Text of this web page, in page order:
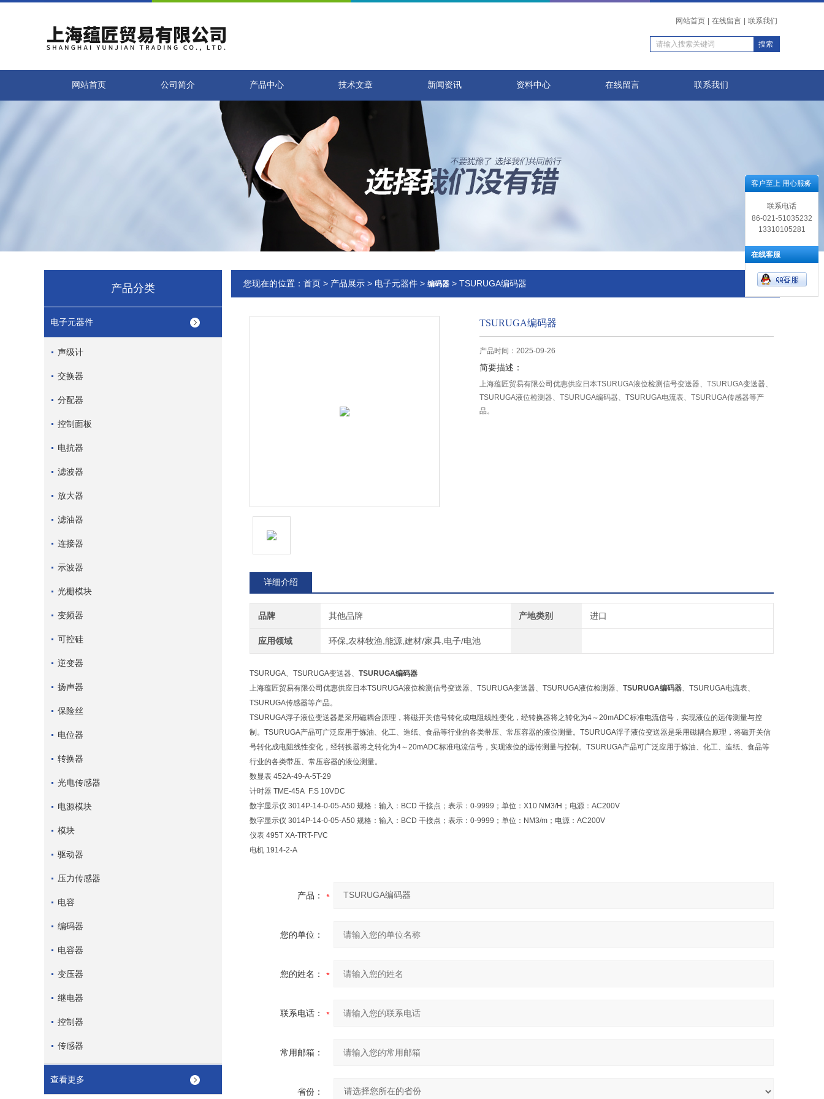
网站首页 在线留言 联系我们
网站首页 公司简介 产品中心 技术文章 新闻资讯 资料中心 在线留言 联系我们
产品分类
电子元器件
声级计
交换器
分配器
控制面板
电抗器
滤波器
放大器
滤油器
连接器
示波器
光栅模块
变频器
可控硅
逆变器
扬声器
保险丝
电位器
转换器
光电传感器
电源模块
模块
驱动器
压力传感器
电容
编码器
电容器
变压器
继电器
控制器
传感器
查看更多
您现在的位置： 首页 > 产品展示 > 电子元器件 > 编码器 > TSURUGA编码器
TSURUGA编码器
产品时间：2025-09-26
简要描述：
上海蕴匠贸易有限公司优惠供应日本TSURUGA液位检测信号变送器、TSURUGA变送器、
TSURUGA液位检测器、TSURUGA编码器、TSURUGA电流表、TSURUGA传感器等产
品。
详细介绍
品牌 其他品牌 产地类别 进口
应用领域 环保,农林牧渔,能源,建材/家具,电子/电池
TSURUGA、TSURUGA变送器、 TSURUGA编码器
上海蕴匠贸易有限公司优惠供应日本TSURUGA液位检测信号变送器、TSURUGA变送器、TSURUGA液位检测器、 TSURUGA编码器、TSURUGA电流表、
TSURUGA传感器等产品。
TSURUGA浮子液位变送器是采用磁耦合原理，将磁开关信号转化成电阻线性变化，经转换器将之转化为4～20mADC标准电流信号，实现液位的远传测量与控
制。TSURUGA产品可广泛应用于炼油、化工、造纸、食品等行业的各类带压、常压容器的液位测量。TSURUGA浮子液位变送器是采用磁耦合原理，将磁开关信
号转化成电阻线性变化，经转换器将之转化为4～20mADC标准电流信号，实现液位的远传测量与控制。TSURUGA产品可广泛应用于炼油、化工、造纸、食品等
行业的各类带压、常压容器的液位测量。
数显表 452A-49-A-5T-29
计时器 TME-45A F.S 10VDC
数字显示仪 3014P-14-0-05-A50 规格：输入：BCD 干接点；表示：0-9999；单位：X10 NM3/H；电源：AC200V
数字显示仪 3014P-14-0-05-A50 规格：输入：BCD 干接点；表示：0-9999；单位：NM3/m；电源：AC200V
仪表 495T XA-TRT-FVC
电机 1914-2-A
产品：
您的单位：
您的姓名：
联系电话：
常用邮箱：
省份：
客户至上 用心服务
联系电话
86-021-51035232
13310105281
在线客服